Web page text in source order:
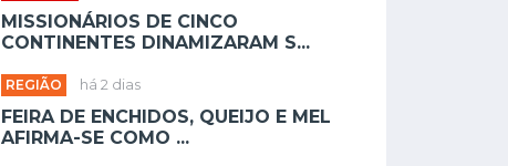
MISSIONÁRIOS DE CINCO
CONTINENTES DINAMIZARAM S...
REGIÃO há 2 dias
FEIRA DE ENCHIDOS, QUEIJO E MEL
AFIRMA-SE COMO ...